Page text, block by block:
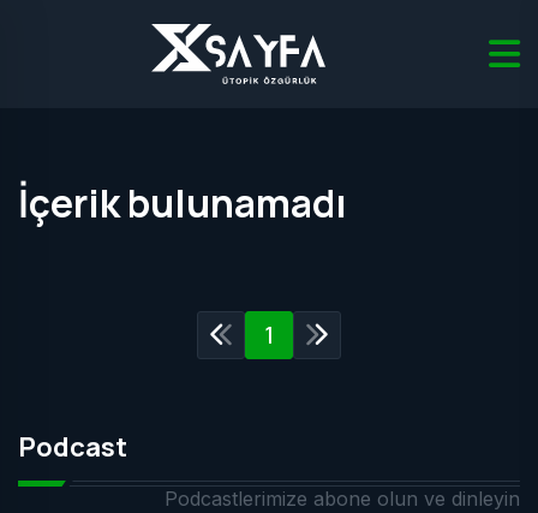
İçerik bulunamadı
1
Podcast
Podcastlerimize abone olun ve dinleyin